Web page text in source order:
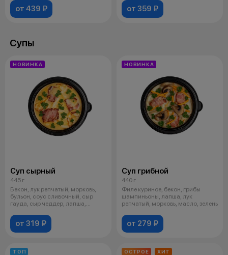
от 439 ₽ от 359 ₽
Супы
НОВИНКА
Суп сырный
445 г
Бекон, лук репчатый, морковь,
бульон, соус сливочный, сыр
гауда, сыр чеддер, лапша,
от 319 ₽
НОВИНКА
Суп грибной
440 г
Филе куриное, бекон, грибы
шампиньоны, лапша, лук
репчатый, морковь, масло, зелень
от 279 ₽
ТОП ОСТРОЕ ХИТ